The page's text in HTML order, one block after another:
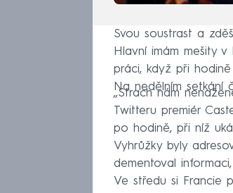
Svou soustrast a
Hlavní imám mešity
práci, když při
Na nedělním setkání
„Strach nám
Twitteru premiér
po hodině, při níž
Vyhrůžky byly
dementoval
Ve středu si Francie